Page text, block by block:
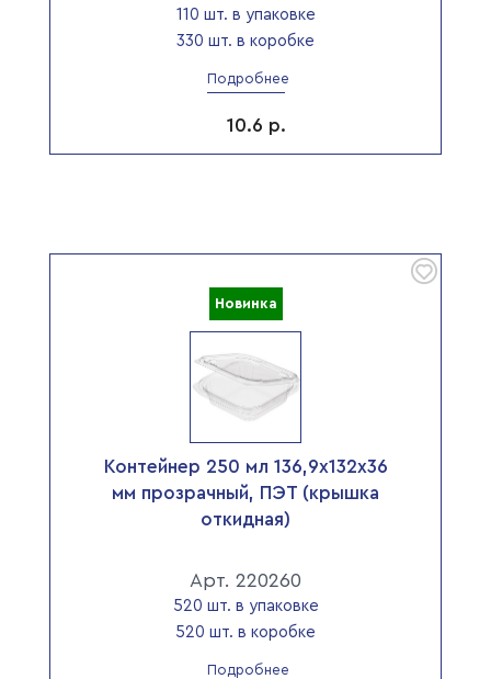
110 шт. в упаковке
330 шт. в коробке
Подробнее
10.6 р.
Новинка
Контейнер 250 мл 136,9х132х36
мм прозрачный, ПЭТ (крышка
откидная)
Арт. 220260
520 шт. в упаковке
520 шт. в коробке
Подробнее